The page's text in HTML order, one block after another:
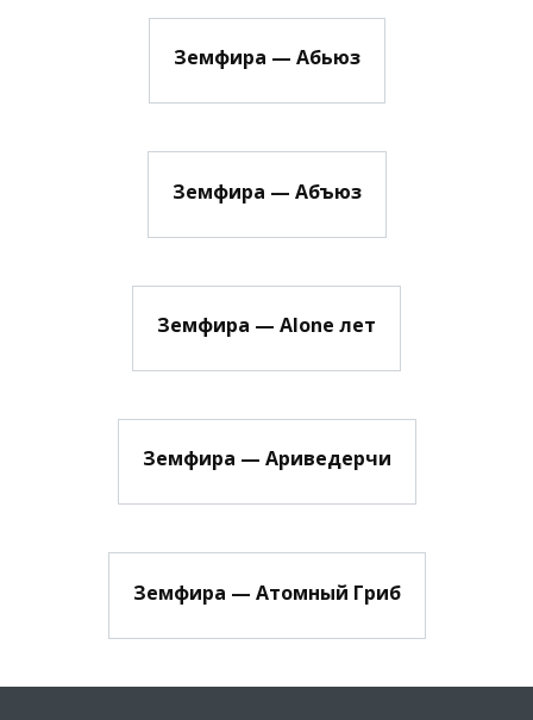
Земфира — Абьюз
Земфира — Абъюз
Земфира — Alone лет
Земфира — Ариведерчи
Земфира — Атомный Гриб